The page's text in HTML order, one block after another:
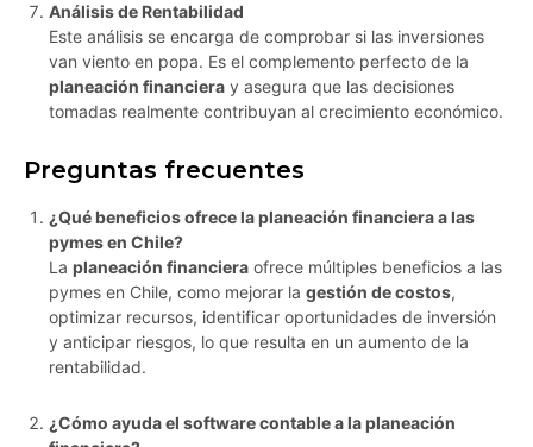
Análisis de Rentabilidad
Este análisis se encarga de comprobar si las inversiones
van viento en popa. Es el complemento perfecto de la
planeación financiera y asegura que las decisiones
tomadas realmente contribuyan al crecimiento económico.
Preguntas frecuentes
¿Qué beneficios ofrece la planeación financiera a las
pymes en Chile?
La planeación financiera ofrece múltiples beneficios a las
pymes en Chile, como mejorar la gestión de costos,
optimizar recursos, identificar oportunidades de inversión
y anticipar riesgos, lo que resulta en un aumento de la
rentabilidad.
¿Cómo ayuda el software contable a la planeación